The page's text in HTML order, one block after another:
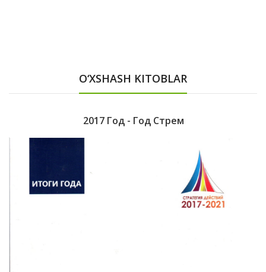
O‘XSHASH KITOBLAR
2017 Год - Год Стрем